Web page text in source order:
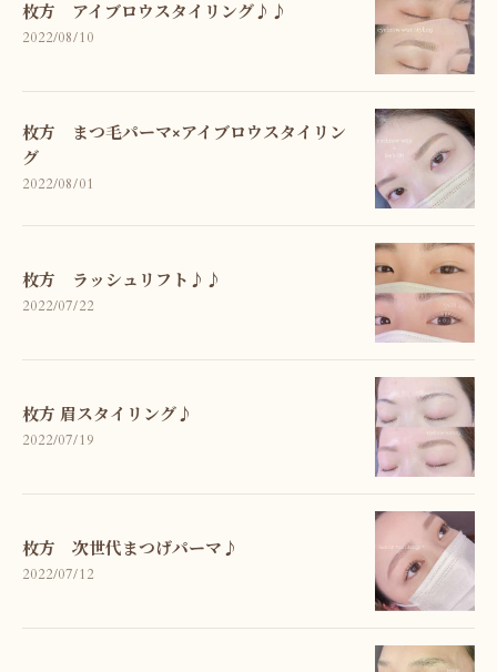
枚方 アイブロウスタイリング♪♪
2022/08/10
枚方 まつ毛パーマ×アイブロウスタイリン
グ
2022/08/01
枚方 ラッシュリフト♪♪
2022/07/22
枚方 眉スタイリング♪
2022/07/19
枚方 次世代まつげパーマ♪
2022/07/12